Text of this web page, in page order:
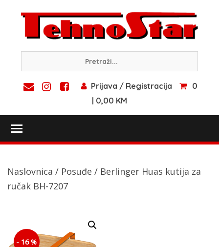
content
Prijava / Registracija
0
| 0,00 KM
Naslovnica / Posuđe / Berlinger Huas kutija za
ručak BH-7207
- 16 %